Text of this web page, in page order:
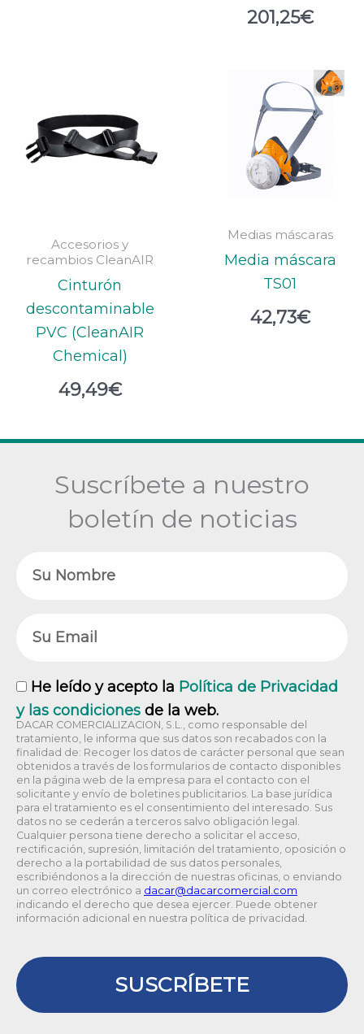
201,25€
Accesorios y
recambios CleanAIR
Cinturón
descontaminable
PVC (CleanAIR
Chemical)
49,49€
Medias máscaras
Media máscara
TS01
42,73€
Suscríbete a nuestro
boletín de noticias
RGPD
He leído y acepto la Política de Privacidad
y las condiciones de la web.
DACAR COMERCIALIZACION, S.L., como responsable del
tratamiento, le informa que sus datos son recabados con la
finalidad de: Recoger los datos de carácter personal que sean
obtenidos a través de los formularios de contacto disponibles
en la página web de la empresa para el contacto con el
solicitante y envío de boletines publicitarios. La base jurídica
para el tratamiento es el consentimiento del interesado. Sus
datos no se cederán a terceros salvo obligación legal.
Cualquier persona tiene derecho a solicitar el acceso,
rectificación, supresión, limitación del tratamiento, oposición o
derecho a la portabilidad de sus datos personales,
escribiéndonos a la dirección de nuestras oficinas, o enviando
un correo electrónico a
moc.laicremocracad
@racad
indicando el derecho que desea ejercer. Puede obtener
información adicional en nuestra política de privacidad.
SUSCRÍBETE